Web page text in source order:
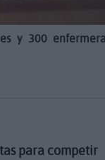
y 300
para competir